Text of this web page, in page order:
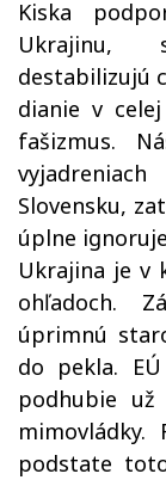
Kiska
Ukrajinu,
destabilizujú
dianie v
fašizmus.
Slovensku,
úplne
Ukrajina je v
ohľadoch.
úprimnú
do pekla.
podhubie
mimovládky.
podstate